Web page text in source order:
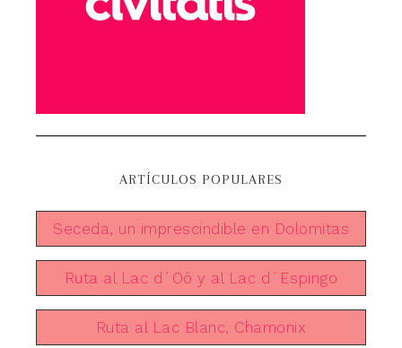
ARTÍCULOS POPULARES
Seceda, un imprescindible en Dolomitas
Ruta al Lac d´Oô y al Lac d´Espingo
Ruta al Lac Blanc, Chamonix